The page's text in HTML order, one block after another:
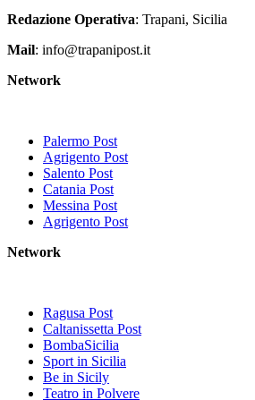
Redazione Operativa: Trapani, Sicilia
Mail: info@trapanipost.it
Network
Palermo Post
Agrigento Post
Salento Post
Catania Post
Messina Post
Agrigento Post
Network
Ragusa Post
Caltanissetta Post
BombaSicilia
Sport in Sicilia
Be in Sicily
Teatro in Polvere